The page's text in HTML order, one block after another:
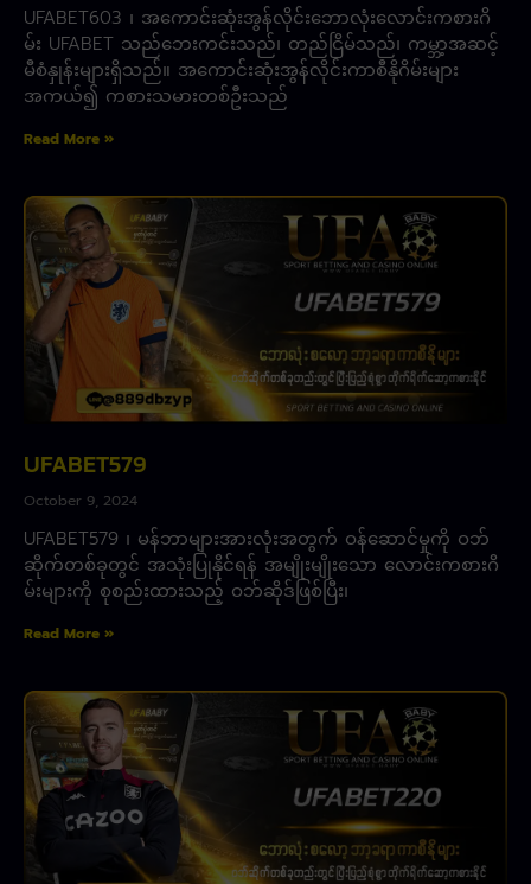
UFABET603 ၊ အကောင်းဆုံးအွန်လိုင်းဘောလုံးလောင်းကစားဂိ
မ်း UFABET သည်ဘေးကင်းသည်၊ တည်ငြိမ်သည်၊ ကမ္ဘာ့အဆင့်
မီစံနှုန်းများရှိသည်။ အကောင်းဆုံးအွန်လိုင်းကာစီနိုဂိမ်းများ
အကယ်၍ ကစားသမားတစ်ဦးသည်
Read More »
UFABET579
October 9, 2024
UFABET579 ၊ မန်ဘာများအားလုံးအတွက် ဝန်ဆောင်မှုကို ဝဘ်
ဆိုက်တစ်ခုတွင် အသုံးပြုနိုင်ရန် အမျိုးမျိုးသော လောင်းကစားဂိ
မ်းများကို စုစည်းထားသည့် ဝဘ်ဆိုဒ်ဖြစ်ပြီး၊
Read More »